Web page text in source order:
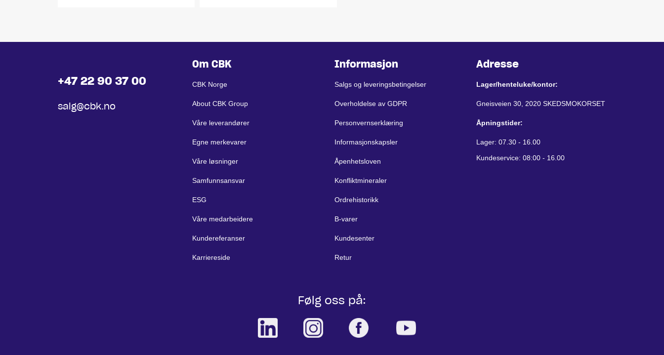
+47 22 90 37 00
salg@cbk.no
Om CBK
CBK Norge
About CBK Group
Våre leverandører
Egne merkevarer
Våre løsninger
Samfunnsansvar
ESG
Våre medarbeidere
Kundereferanser
Karriereside
Informasjon
Salgs og leveringsbetingelser
Overholdelse av GDPR
Personvernserklæring
Informasjonskapsler
Åpenhetsloven
Konfliktmineraler
Ordrehistorikk
B-varer
Kundesenter
Retur
Adresse
Lager/henteluke/kontor:
Gneisveien 30, 2020 SKEDSMOKORSET
Åpningstider:
Lager: 07.30 - 16.00
Kundeservice: 08:00 - 16.00
Følg oss på: